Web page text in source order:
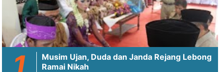
Musim Ujan, Duda dan Janda Rejang Lebong
Ramai Nikah